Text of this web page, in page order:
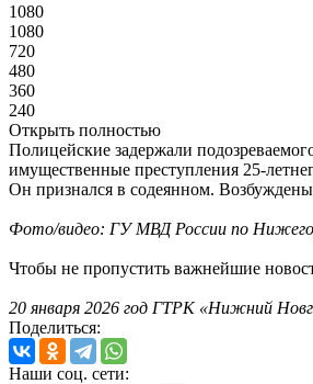
1080
1080
720
480
360
240
Открыть полностью
Полицейские задержали
имущественные преступления 25-
Он признался в содеянном.
Фото/видео: ГУ МВД России по
Чтобы не пропустить важнейшие
20 января 2026 год ГТРК «Нижний
Поделиться:
Наши соц. сети: